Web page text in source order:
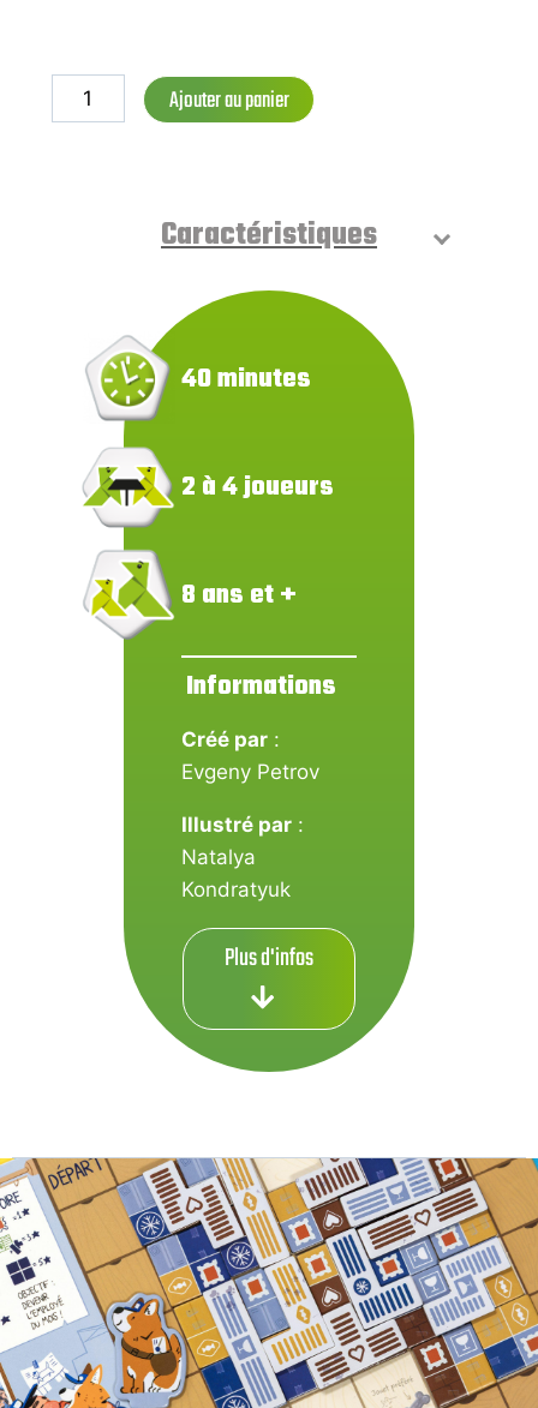
Ajouter au panier
Caractéristiques
40 minutes
2 à 4 joueurs
8 ans et +
Informations
Créé par :
Evgeny Petrov
Illustré par :
Natalya
Kondratyuk
Plus d'infos